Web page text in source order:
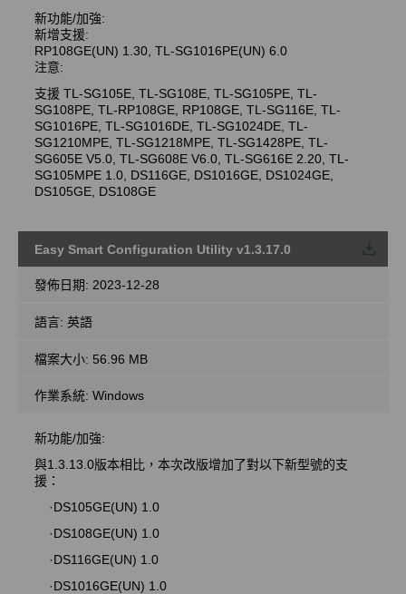
新功能/加強:
新增支援:
RP108GE(UN) 1.30, TL-SG1016PE(UN) 6.0
注意:
支援 TL-SG105E, TL-SG108E, TL-SG105PE, TL-
SG108PE, TL-RP108GE, RP108GE, TL-SG116E, TL-
SG1016PE, TL-SG1016DE, TL-SG1024DE, TL-
SG1210MPE, TL-SG1218MPE, TL-SG1428PE, TL-
SG605E V5.0, TL-SG608E V6.0, TL-SG616E 2.20, TL-
SG105MPE 1.0, DS116GE, DS1016GE, DS1024GE,
DS105GE, DS108GE
Easy Smart Configuration Utility v1.3.17.0
發佈日期: 2023-12-28
語言: 英語
檔案大小: 56.96 MB
作業系統: Windows
新功能/加強:
與1.3.13.0版本相比，本次改版增加了對以下新型號的支
援：
·DS105GE(UN) 1.0
·DS108GE(UN) 1.0
·DS116GE(UN) 1.0
·DS1016GE(UN) 1.0